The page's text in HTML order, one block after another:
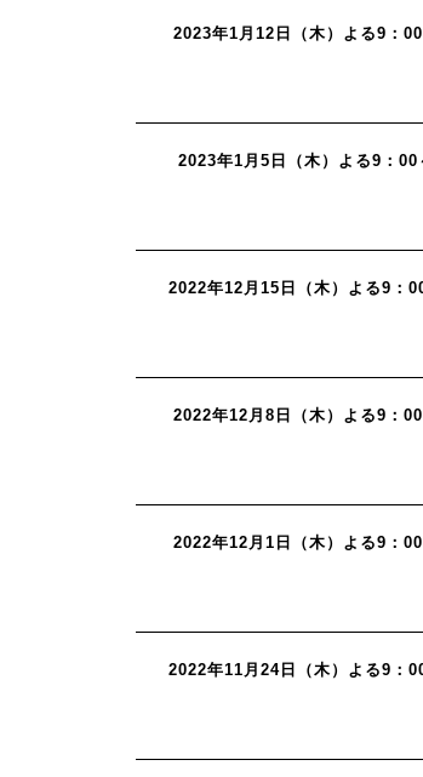
2023年1月12日（木）よる9：
2023年1月5日（木）よる9：00
2022年12月15日（木）よる9：
2022年12月8日（木）よる9：
2022年12月1日（木）よる9：
2022年11月24日（木）よる9：